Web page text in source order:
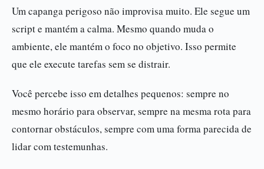
Um capanga perigoso não improvisa muito. Ele segue um
script e mantém a calma. Mesmo quando muda o
ambiente, ele mantém o foco no objetivo. Isso permite
que ele execute tarefas sem se distrair.
Você percebe isso em detalhes pequenos: sempre no
mesmo horário para observar, sempre na mesma rota para
contornar obstáculos, sempre com uma forma parecida de
lidar com testemunhas.